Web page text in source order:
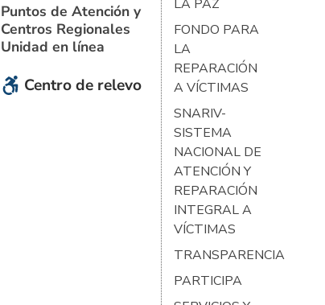
Puntos de Atención y
Centros Regionales
Unidad en línea
Centro de relevo
LA PAZ
FONDO PARA
LA
REPARACIÓN
A VÍCTIMAS
SNARIV-
SISTEMA
NACIONAL DE
ATENCIÓN Y
REPARACIÓN
INTEGRAL A
VÍCTIMAS
TRANSPARENCIA
PARTICIPA